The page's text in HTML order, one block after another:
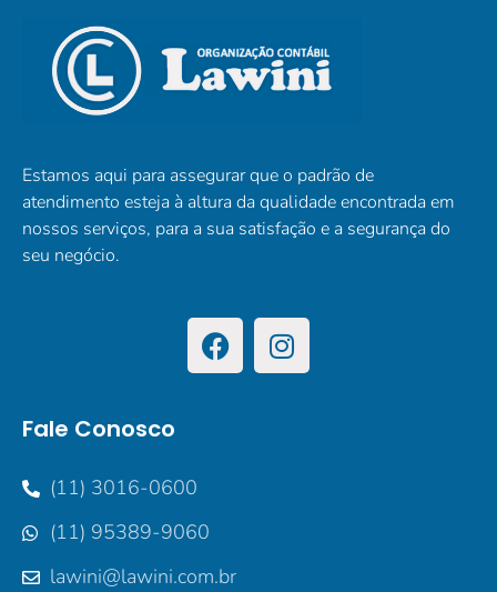
Estamos aqui para assegurar que o padrão de
atendimento esteja à altura da qualidade encontrada em
nossos serviços, para a sua satisfação e a segurança do
seu negócio.
Fale Conosco
(11) 3016-0600
(11) 95389-9060
lawini@lawini.com.br